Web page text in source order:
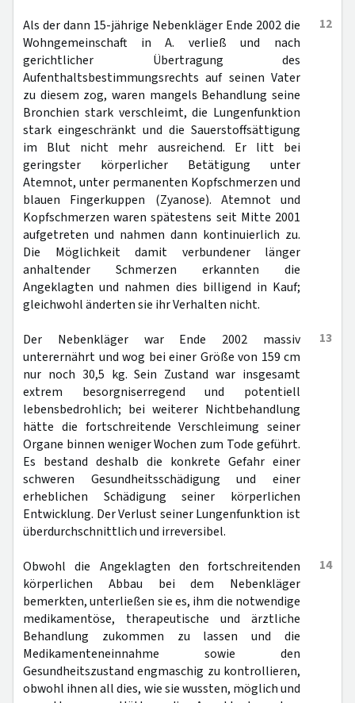
12
Als der dann 15-jährige Nebenkläger Ende 2002 die
Wohngemeinschaft in A. verließ und nach
gerichtlicher Übertragung des
Aufenthaltsbestimmungsrechts auf seinen Vater
zu diesem zog, waren mangels Behandlung seine
Bronchien stark verschleimt, die Lungenfunktion
stark eingeschränkt und die Sauerstoffsättigung
im Blut nicht mehr ausreichend. Er litt bei
geringster körperlicher Betätigung unter
Atemnot, unter permanenten Kopfschmerzen und
blauen Fingerkuppen (Zyanose). Atemnot und
Kopfschmerzen waren spätestens seit Mitte 2001
aufgetreten und nahmen dann kontinuierlich zu.
Die Möglichkeit damit verbundener länger
anhaltender Schmerzen erkannten die
Angeklagten und nahmen dies billigend in Kauf;
gleichwohl änderten sie ihr Verhalten nicht.
13
Der Nebenkläger war Ende 2002 massiv
unterernährt und wog bei einer Größe von 159 cm
nur noch 30,5 kg. Sein Zustand war insgesamt
extrem besorgniserregend und potentiell
lebensbedrohlich; bei weiterer Nichtbehandlung
hätte die fortschreitende Verschleimung seiner
Organe binnen weniger Wochen zum Tode geführt.
Es bestand deshalb die konkrete Gefahr einer
schweren Gesundheitsschädigung und einer
erheblichen Schädigung seiner körperlichen
Entwicklung. Der Verlust seiner Lungenfunktion ist
überdurchschnittlich und irreversibel.
14
Obwohl die Angeklagten den fortschreitenden
körperlichen Abbau bei dem Nebenkläger
bemerkten, unterließen sie es, ihm die notwendige
medikamentöse, therapeutische und ärztliche
Behandlung zukommen zu lassen und die
Medikamenteneinnahme sowie den
Gesundheitszustand engmaschig zu kontrollieren,
obwohl ihnen all dies, wie sie wussten, möglich und